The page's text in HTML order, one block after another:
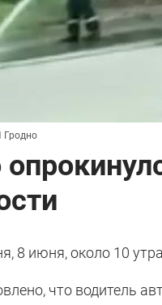
Гродно
8 июня, около 10
что водитель